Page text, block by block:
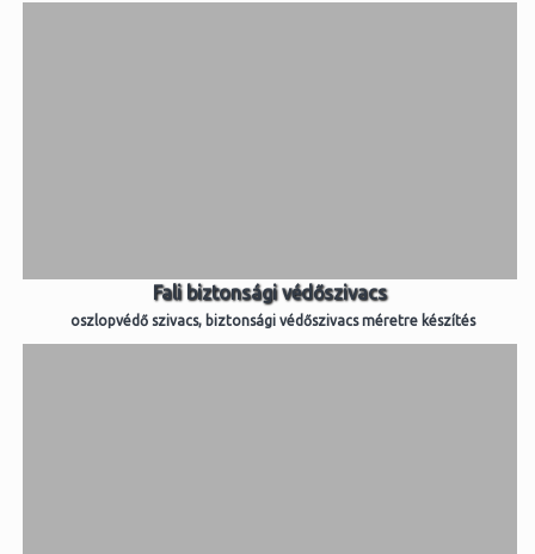
Fali biztonsági védőszivacs
oszlopvédő szivacs, biztonsági védőszivacs méretre készítés